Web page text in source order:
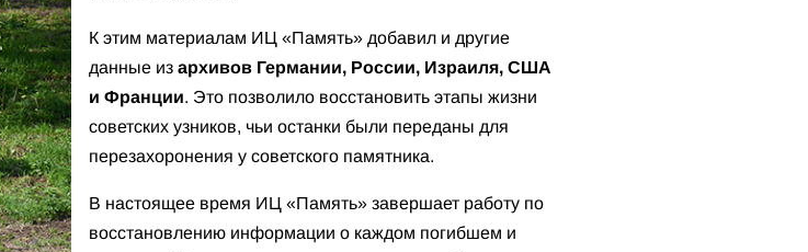
К этим материалам ИЦ «Память» добавил и другие
данные из архивов Германии, России, Израиля, США
и Франции. Это позволило восстановить этапы жизни
советских узников, чьи останки были переданы для
перезахоронения у советского памятника.
В настоящее время ИЦ «Память» завершает работу по
восстановлению информации о каждом погибшем и